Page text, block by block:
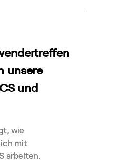
unsere
und
wie
mit
arbeiten.